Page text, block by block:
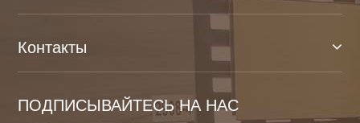
Контакты
ПОДПИСЫВАЙТЕСЬ НА НАС